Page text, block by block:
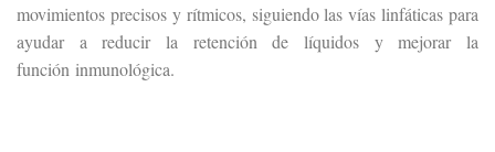
movimientos precisos y rítmicos, siguiendo las vías linfáticas para
ayudar a reducir la retención de líquidos y mejorar la
función inmunológica.